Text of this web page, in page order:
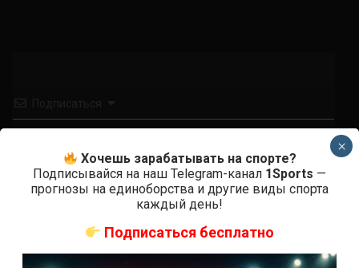
Хочешь зарабатывать на спорте?
Подписывайся на наш Telegram-канал 1Sports —
прогнозы на единоборства и другие виды спорта
каждый день!
Подписаться бесплатно
×